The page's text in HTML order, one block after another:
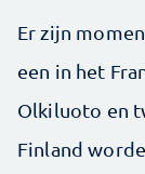
Er zijn
een in het
Olkiluoto en
Finland